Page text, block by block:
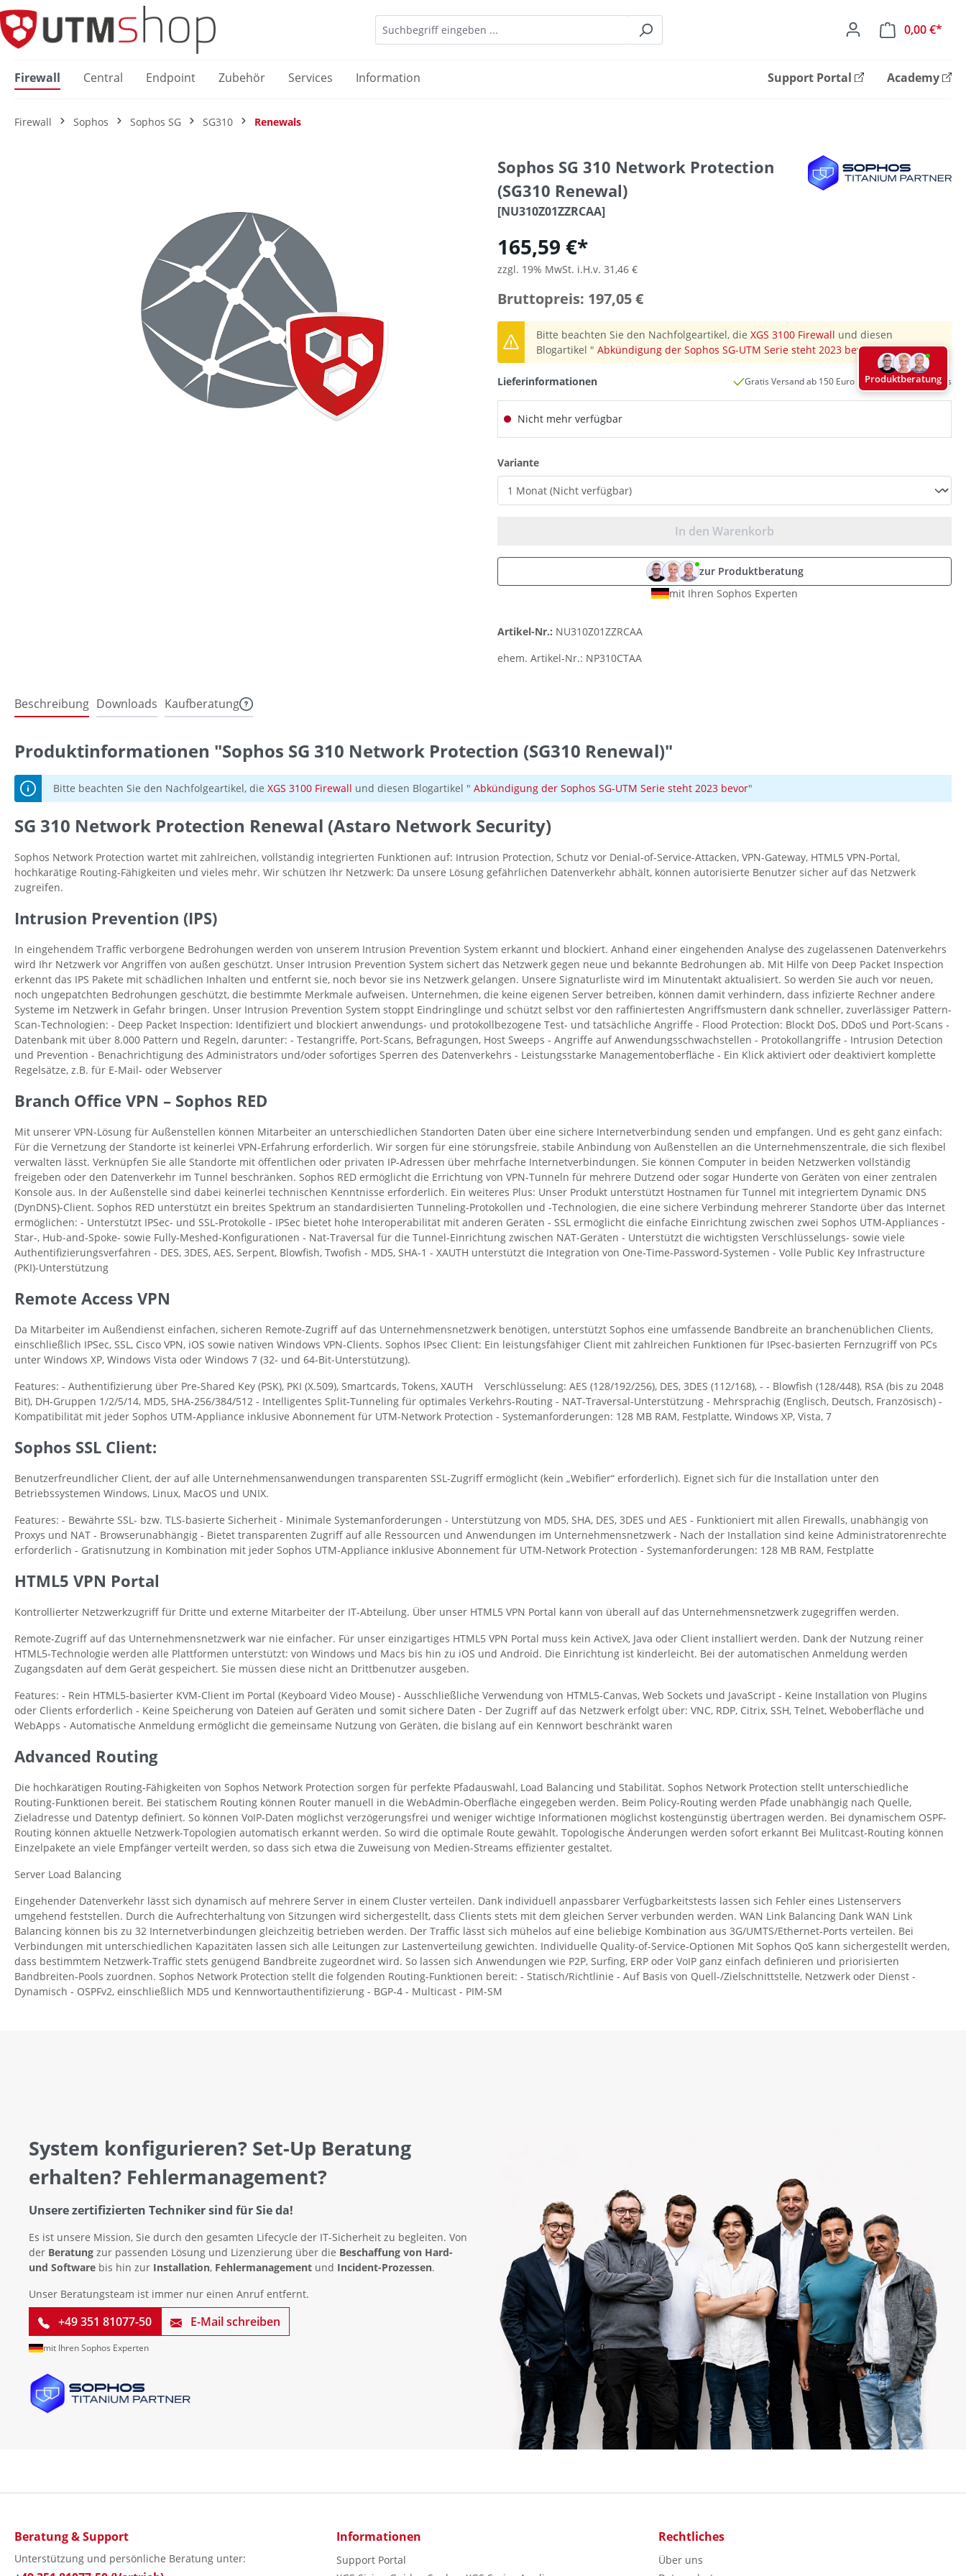
Zur Hauptnavigation springen
0,00 €*
Firewall Central Endpoint Zubehör Services Information Support Portal Academy
Firewall Sophos Sophos SG SG310 Renewals
Sophos SG 310 Network Protection
(SG310 Renewal)
[NU310Z01ZZRCAA]
165,59 €*
zzgl. 19% MwSt. i.H.v. 31,46 €
Bruttopreis: 197,05 €
Bitte beachten Sie den Nachfolgeartikel, die XGS 3100 Firewall und diesen
Blogartikel " Abkündigung der Sophos SG-UTM Serie steht 2023 bevor"
Lieferinformationen Gratis Versand ab 150 Euro innerhalb Deutschlands
Nicht mehr verfügbar
Varianteauswählen
In den Warenkorb
zur Produktberatung
mit Ihren Sophos Experten
Artikel-Nr.: NU310Z01ZZRCAA
ehem. Artikel-Nr.: NP310CTAA
Beschreibung Downloads Kaufberatung
Produktinformationen "Sophos SG 310 Network Protection (SG310 Renewal)"
Bitte beachten Sie den Nachfolgeartikel, die XGS 3100 Firewall und diesen Blogartikel " Abkündigung der Sophos SG-UTM Serie steht 2023 bevor"
SG 310 Network Protection Renewal (Astaro Network Security)
Sophos Network Protection wartet mit zahlreichen, vollständig integrierten Funktionen auf: Intrusion Protection, Schutz vor Denial-of-Service-Attacken, VPN-Gateway, HTML5 VPN-Portal,
hochkarätige Routing-Fähigkeiten und vieles mehr. Wir schützen Ihr Netzwerk: Da unsere Lösung gefährlichen Datenverkehr abhält, können autorisierte Benutzer sicher auf das Netzwerk
zugreifen.
Intrusion Prevention (IPS)
In eingehendem Traffic verborgene Bedrohungen werden von unserem Intrusion Prevention System erkannt und blockiert. Anhand einer eingehenden Analyse des zugelassenen Datenverkehrs
wird Ihr Netzwerk vor Angriffen von außen geschützt. Unser Intrusion Prevention System sichert das Netzwerk gegen neue und bekannte Bedrohungen ab. Mit Hilfe von Deep Packet Inspection
erkennt das IPS Pakete mit schädlichen Inhalten und entfernt sie, noch bevor sie ins Netzwerk gelangen. Unsere Signaturliste wird im Minutentakt aktualisiert. So werden Sie auch vor neuen,
noch ungepatchten Bedrohungen geschützt, die bestimmte Merkmale aufweisen. Unternehmen, die keine eigenen Server betreiben, können damit verhindern, dass infizierte Rechner andere
Systeme im Netzwerk in Gefahr bringen. Unser Intrusion Prevention System stoppt Eindringlinge und schützt selbst vor den raffiniertesten Angriffsmustern dank schneller, zuverlässiger Pattern-
Scan-Technologien: - Deep Packet Inspection: Identifiziert und blockiert anwendungs- und protokollbezogene Test- und tatsächliche Angriffe - Flood Protection: Blockt DoS, DDoS und Port-Scans -
Datenbank mit über 8.000 Pattern und Regeln, darunter: - Testangriffe, Port-Scans, Befragungen, Host Sweeps - Angriffe auf Anwendungsschwachstellen - Protokollangriffe - Intrusion Detection
und Prevention - Benachrichtigung des Administrators und/oder sofortiges Sperren des Datenverkehrs - Leistungsstarke Managementoberfläche - Ein Klick aktiviert oder deaktiviert komplette
Regelsätze, z.B. für E-Mail- oder Webserver
Branch Office VPN – Sophos RED
Mit unserer VPN-Lösung für Außenstellen können Mitarbeiter an unterschiedlichen Standorten Daten über eine sichere Internetverbindung senden und empfangen. Und es geht ganz einfach:
Für die Vernetzung der Standorte ist keinerlei VPN-Erfahrung erforderlich. Wir sorgen für eine störungsfreie, stabile Anbindung von Außenstellen an die Unternehmenszentrale, die sich flexibel
verwalten lässt. Verknüpfen Sie alle Standorte mit öffentlichen oder privaten IP-Adressen über mehrfache Internetverbindungen. Sie können Computer in beiden Netzwerken vollständig
freigeben oder den Datenverkehr im Tunnel beschränken. Sophos RED ermöglicht die Errichtung von VPN-Tunneln für mehrere Dutzend oder sogar Hunderte von Geräten von einer zentralen
Konsole aus. In der Außenstelle sind dabei keinerlei technischen Kenntnisse erforderlich. Ein weiteres Plus: Unser Produkt unterstützt Hostnamen für Tunnel mit integriertem Dynamic DNS
(DynDNS)-Client. Sophos RED unterstützt ein breites Spektrum an standardisierten Tunneling-Protokollen und -Technologien, die eine sichere Verbindung mehrerer Standorte über das Internet
ermöglichen: - Unterstützt IPSec- und SSL-Protokolle - IPSec bietet hohe Interoperabilität mit anderen Geräten - SSL ermöglicht die einfache Einrichtung zwischen zwei Sophos UTM-Appliances -
Star-, Hub-and-Spoke- sowie Fully-Meshed-Konfigurationen - Nat-Traversal für die Tunnel-Einrichtung zwischen NAT-Geräten - Unterstützt die wichtigsten Verschlüsselungs- sowie viele
Authentifizierungsverfahren - DES, 3DES, AES, Serpent, Blowfish, Twofish - MD5, SHA-1 - XAUTH unterstützt die Integration von One-Time-Password-Systemen - Volle Public Key Infrastructure
(PKI)-Unterstützung
Remote Access VPN
Da Mitarbeiter im Außendienst einfachen, sicheren Remote-Zugriff auf das Unternehmensnetzwerk benötigen, unterstützt Sophos eine umfassende Bandbreite an branchenüblichen Clients,
einschließlich IPSec, SSL, Cisco VPN, iOS sowie nativen Windows VPN-Clients. Sophos IPsec Client: Ein leistungsfähiger Client mit zahlreichen Funktionen für IPsec-basierten Fernzugriff von PCs
unter Windows XP, Windows Vista oder Windows 7 (32- und 64-Bit-Unterstützung).
Features: - Authentifizierung über Pre-Shared Key (PSK), PKI (X.509), Smartcards, Tokens, XAUTH Verschlüsselung: AES (128/192/256), DES, 3DES (112/168), - - Blowfish (128/448), RSA (bis zu 2048
Bit), DH-Gruppen 1/2/5/14, MD5, SHA-256/384/512 - Intelligentes Split-Tunneling für optimales Verkehrs-Routing - NAT-Traversal-Unterstützung - Mehrsprachig (Englisch, Deutsch, Französisch) -
Kompatibilität mit jeder Sophos UTM-Appliance inklusive Abonnement für UTM-Network Protection - Systemanforderungen: 128 MB RAM, Festplatte, Windows XP, Vista, 7
Sophos SSL Client:
Benutzerfreundlicher Client, der auf alle Unternehmensanwendungen transparenten SSL-Zugriff ermöglicht (kein „Webifier“ erforderlich). Eignet sich für die Installation unter den
Betriebssystemen Windows, Linux, MacOS und UNIX.
Features: - Bewährte SSL- bzw. TLS-basierte Sicherheit - Minimale Systemanforderungen - Unterstützung von MD5, SHA, DES, 3DES und AES - Funktioniert mit allen Firewalls, unabhängig von
Proxys und NAT - Browserunabhängig - Bietet transparenten Zugriff auf alle Ressourcen und Anwendungen im Unternehmensnetzwerk - Nach der Installation sind keine Administratorenrechte
erforderlich - Gratisnutzung in Kombination mit jeder Sophos UTM-Appliance inklusive Abonnement für UTM-Network Protection - Systemanforderungen: 128 MB RAM, Festplatte
HTML5 VPN Portal
Kontrollierter Netzwerkzugriff für Dritte und externe Mitarbeiter der IT-Abteilung. Über unser HTML5 VPN Portal kann von überall auf das Unternehmensnetzwerk zugegriffen werden.
Remote-Zugriff auf das Unternehmensnetzwerk war nie einfacher. Für unser einzigartiges HTML5 VPN Portal muss kein ActiveX, Java oder Client installiert werden. Dank der Nutzung reiner
HTML5-Technologie werden alle Plattformen unterstützt: von Windows und Macs bis hin zu iOS und Android. Die Einrichtung ist kinderleicht. Bei der automatischen Anmeldung werden
Zugangsdaten auf dem Gerät gespeichert. Sie müssen diese nicht an Drittbenutzer ausgeben.
Features: - Rein HTML5-basierter KVM-Client im Portal (Keyboard Video Mouse) - Ausschließliche Verwendung von HTML5-Canvas, Web Sockets und JavaScript - Keine Installation von Plugins
oder Clients erforderlich - Keine Speicherung von Dateien auf Geräten und somit sichere Daten - Der Zugriff auf das Netzwerk erfolgt über: VNC, RDP, Citrix, SSH, Telnet, Weboberfläche und
WebApps - Automatische Anmeldung ermöglicht die gemeinsame Nutzung von Geräten, die bislang auf ein Kennwort beschränkt waren
Advanced Routing
Die hochkarätigen Routing-Fähigkeiten von Sophos Network Protection sorgen für perfekte Pfadauswahl, Load Balancing und Stabilität. Sophos Network Protection stellt unterschiedliche
Routing-Funktionen bereit. Bei statischem Routing können Router manuell in die WebAdmin-Oberfläche eingegeben werden. Beim Policy-Routing werden Pfade unabhängig nach Quelle,
Zieladresse und Datentyp definiert. So können VoIP-Daten möglichst verzögerungsfrei und weniger wichtige Informationen möglichst kostengünstig übertragen werden. Bei dynamischem OSPF-
Routing können aktuelle Netzwerk-Topologien automatisch erkannt werden. So wird die optimale Route gewählt. Topologische Änderungen werden sofort erkannt Bei Mulitcast-Routing können
Einzelpakete an viele Empfänger verteilt werden, so dass sich etwa die Zuweisung von Medien-Streams effizienter gestaltet.
Server Load Balancing
Eingehender Datenverkehr lässt sich dynamisch auf mehrere Server in einem Cluster verteilen. Dank individuell anpassbarer Verfügbarkeitstests lassen sich Fehler eines Listenservers
umgehend feststellen. Durch die Aufrechterhaltung von Sitzungen wird sichergestellt, dass Clients stets mit dem gleichen Server verbunden werden. WAN Link Balancing Dank WAN Link
Balancing können bis zu 32 Internetverbindungen gleichzeitig betrieben werden. Der Traffic lässt sich mühelos auf eine beliebige Kombination aus 3G/UMTS/Ethernet-Ports verteilen. Bei
Verbindungen mit unterschiedlichen Kapazitäten lassen sich alle Leitungen zur Lastenverteilung gewichten. Individuelle Quality-of-Service-Optionen Mit Sophos QoS kann sichergestellt werden,
dass bestimmtem Netzwerk-Traffic stets genügend Bandbreite zugeordnet wird. So lassen sich Anwendungen wie P2P, Surfing, ERP oder VoIP ganz einfach definieren und priorisierten
Bandbreiten-Pools zuordnen. Sophos Network Protection stellt die folgenden Routing-Funktionen bereit: - Statisch/Richtlinie - Auf Basis von Quell-/Zielschnittstelle, Netzwerk oder Dienst -
Dynamisch - OSPFv2, einschließlich MD5 und Kennwortauthentifizierung - BGP-4 - Multicast - PIM-SM
System konfigurieren? Set-Up Beratung
erhalten? Fehlermanagement?
Unsere zertifizierten Techniker sind für Sie da!
Es ist unsere Mission, Sie durch den gesamten Lifecycle der IT-Sicherheit zu begleiten. Von
der Beratung zur passenden Lösung und Lizenzierung über die Beschaffung von Hard-
und Software bis hin zur Installation, Fehlermanagement und Incident-Prozessen.
Unser Beratungsteam ist immer nur einen Anruf entfernt.
+49 351 81077-50 E-Mail schreiben
mit Ihren Sophos Experten
Beratung & Support
Unterstützung und persönliche Beratung unter:
Informationen
Support Portal
Rechtliches
Über uns
Produktberatung